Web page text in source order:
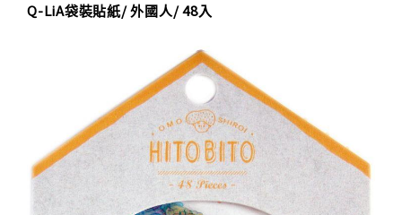
Q-LiA袋裝貼紙/ 外國人/ 48入